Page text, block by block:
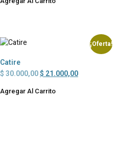
¡Oferta!
Catire
$ 30.000,00$ 21.000,00
Agregar Al Carrito